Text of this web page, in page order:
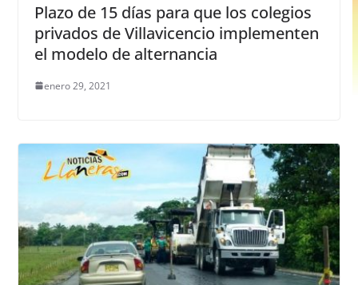
Plazo de 15 días para que los colegios
privados de Villavicencio implementen
el modelo de alternancia
enero 29, 2021